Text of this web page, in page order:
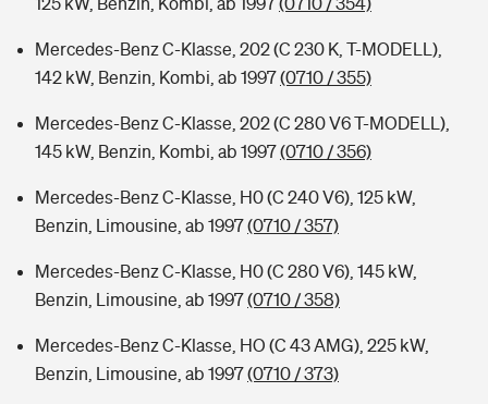
Mercedes-Benz C-Klasse, 202 (C 230 K, T-MODELL),
142 kW, Benzin, Kombi, ab 1997(0710 / 355)
Mercedes-Benz C-Klasse, 202 (C 280 V6 T-MODELL),
145 kW, Benzin, Kombi, ab 1997(0710 / 356)
Mercedes-Benz C-Klasse, H0 (C 240 V6), 125 kW,
Benzin, Limousine, ab 1997(0710 / 357)
Mercedes-Benz C-Klasse, H0 (C 280 V6), 145 kW,
Benzin, Limousine, ab 1997(0710 / 358)
Mercedes-Benz C-Klasse, HO (C 43 AMG), 225 kW,
Benzin, Limousine, ab 1997(0710 / 373)